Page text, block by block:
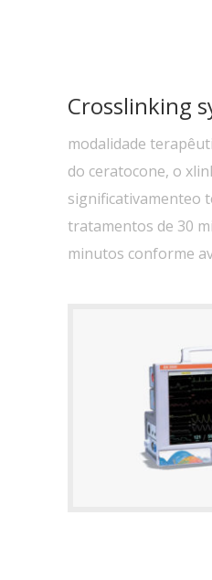
Crosslinking
modalidade
do ceratocone, o
significativamenteo
tratamentos de 30
minutos conforme